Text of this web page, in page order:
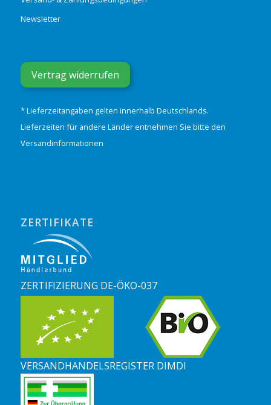
Newsletter
Vertrag widerrufen
* Lieferzeitangaben gelten innerhalb Deutschlands.
Lieferzeiten für andere Länder entnehmen Sie bitte den
Versandinformationen
ZERTIFIKATE
ZERTIFIZIERUNG DE-ÖKO-037
VERSANDHANDELSREGISTER DIMDI